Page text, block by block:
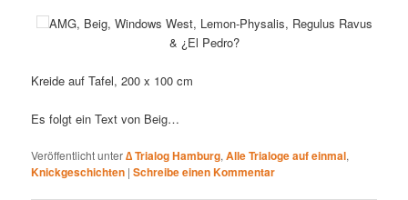
AMG, Beig, Windows West, Lemon-Physalis, Regulus Ravus
& ¿El Pedro?
Kreide auf Tafel, 200 x 100 cm
Es folgt ein Text von Beig…
Veröffentlicht unter∆ Trialog Hamburg,Alle Trialoge auf einmal,
Knickgeschichten |Schreibe einen Kommentar